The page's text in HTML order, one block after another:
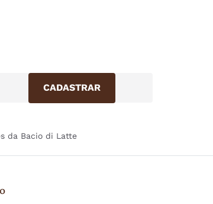
da Bacio di Latte